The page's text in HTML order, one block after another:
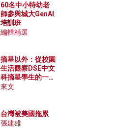
60名中小特幼老
師參與城大GenAI
培訓班
編輯精選
摘星以外：從校園
生活觀察DSE中文
科摘星學生的一點
特質
來文
台灣被美國拖累
張建雄